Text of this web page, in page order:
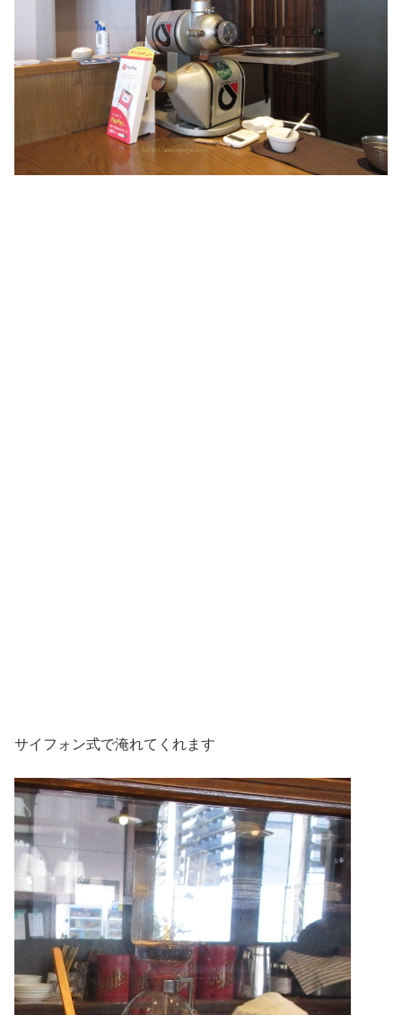
サイフォン式で淹れてくれます